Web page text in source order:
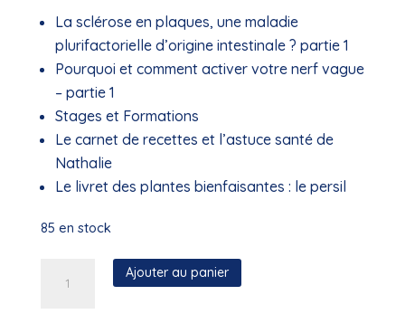
La sclérose en plaques, une maladie
plurifactorielle d’origine intestinale ? partie 1
Pourquoi et comment activer votre nerf vague
– partie 1
Stages et Formations
Le carnet de recettes et l’astuce santé de
Nathalie
Le livret des plantes bienfaisantes : le persil
85 en stock
Ajouter au panier